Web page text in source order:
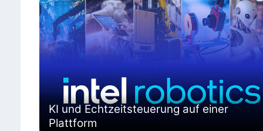
KI und Echtzeitsteuerung auf einer
Plattform